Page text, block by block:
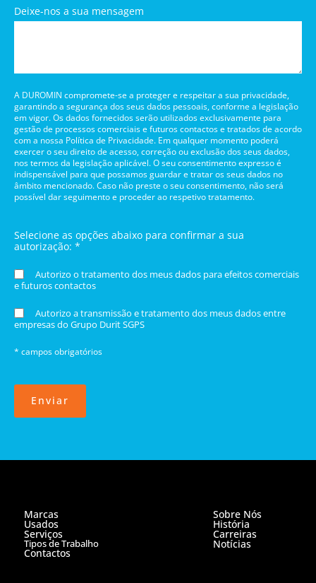
Deixe-nos a sua mensagem
A DUROMIN compromete-se a proteger e respeitar a sua privacidade,
garantindo a segurança dos seus dados pessoais, conforme a legislação
em vigor. Os dados fornecidos serão utilizados exclusivamente para
gestão de processos comerciais e futuros contactos e tratados de acordo
com a nossa Política de Privacidade. Em qualquer momento poderá
exercer o seu direito de acesso, correção ou exclusão dos seus dados,
nos termos da legislação aplicável. O seu consentimento expresso é
indispensável para que possamos guardar e tratar os seus dados no
âmbito mencionado. Caso não preste o seu consentimento, não será
possível dar seguimento e proceder ao respetivo tratamento.
Selecione as opções abaixo para confirmar a sua
autorização: *
Autorizo o tratamento dos meus dados para efeitos comerciais
e futuros contactos
Autorizo a transmissão e tratamento dos meus dados entre
empresas do Grupo Durit SGPS
* campos obrigatórios
Enviar
Marcas
Usados
Serviços
Tipos de Trabalho
Contactos
Sobre Nós
História
Carreiras
Notícias